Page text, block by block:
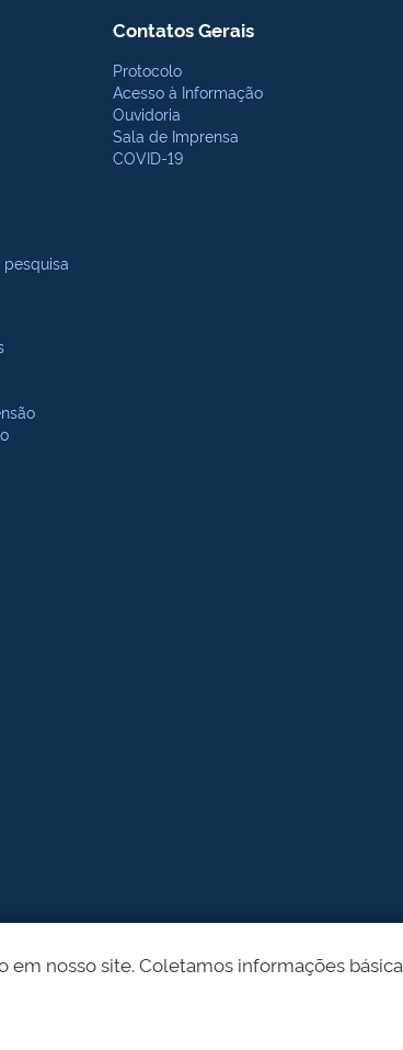
Contatos Gerais
Protocolo
Acesso à Informação
Ouvidoria
Sala de Imprensa
COVID-19
nosso site. Coletamos informações